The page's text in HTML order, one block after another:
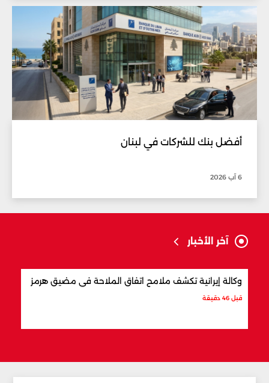
أفضل بنك للشركات في لبنان
6 آب 2026
آخر الأخبار
وكالة إيرانية تكشف ملامح اتفاق الملاحة في مضيق هرمز
قبل 46 دقيقة